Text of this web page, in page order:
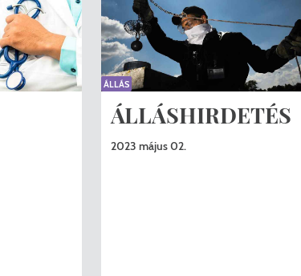
ÁLLÁSHIRDETÉS
2023 május 02.
ÁLLÁS